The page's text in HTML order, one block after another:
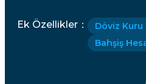
Ek Özellikler ：
Döviz Kuru
Bahşiş